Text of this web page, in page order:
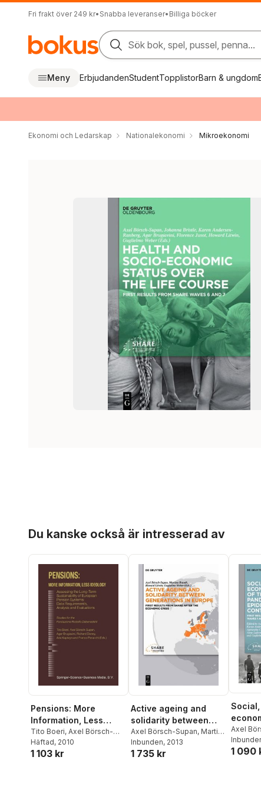
Fri frakt över 249 kr• Snabba leveranser• Billiga böcker
Sök bok, spel, pussel, penna...
Meny ErbjudandenStudentTopplistorBarn & ungdom
Ekonomi och Ledarskap Nationalekonomi Mikroekonomi
Du kanske också är intresserad av
Pensions: More
Information, Less
Ideology
Tito Boeri, Axel Börsch-
Supan, Agar Brugiavini
Richard Disney
Häftad, 2010
1 103 kr
Active ageing and
solidarity between
generations in Europe
Axel Börsch-Supan, Martina
Brandt,Howard Litwin
Guglielmo Weber
Inbunden, 2013
1 735 kr
the
Axel
1 090